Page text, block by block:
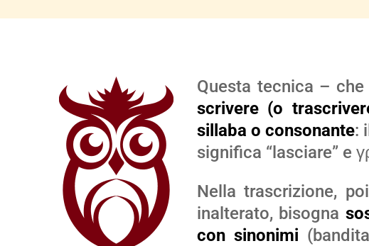
Questa tecnica – che
scrivere (o
sillaba o consonante:
significa “lasciare” e
Nella trascrizione,
inalterato, bisogna
con sinonimi